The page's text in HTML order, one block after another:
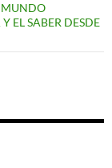
MUNDO
EL SABER DESDE